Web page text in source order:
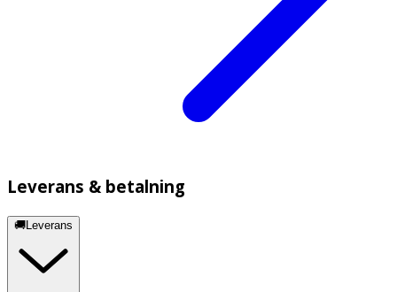
Leverans & betalning
🚚Leverans